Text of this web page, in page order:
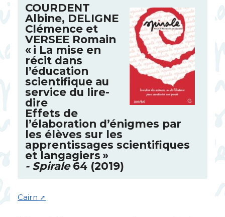
COURDENT
Albine, DELIGNE
Clémence et
VERSEE Romain
«i La mise en
récit dans
l’éducation
scientifique au
service du lire-
dire
Effets de
l’élaboration d’énigmes par
les élèves sur les
apprentissages scientifiques
et langagiers»
- Spirale64 (2019)
Cairn